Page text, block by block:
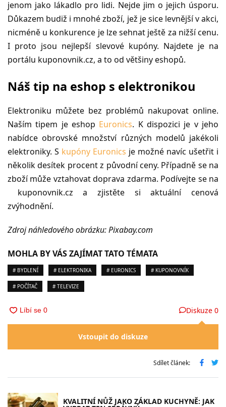
jenom jako lákadlo pro lidi. Nejde jim o jejich úsporu.
Důkazem budiž i mnohé zboží, jež je sice levnější v akci,
nicméně u konkurence je lze sehnat ještě za nižší cenu.
I proto jsou nejlepší slevové kupóny. Najdete je na
portálu kuponovnik.cz, a to od většiny eshopů.
Náš tip na eshop s elektronikou
Elektroniku můžete bez problémů nakupovat online.
Naším tipem je eshop Euronics. K dispozici je v jeho
nabídce obrovské množství různých modelů jakékoli
elektroniky. S kupóny Euronics je možné navíc ušetřit i
několik desítek procent z původní ceny. Případně se na
zboží může vztahovat doprava zdarma. Podívejte se na
kuponovnik.cz a zjistěte si aktuální cenová
zvýhodnění.
Zdroj náhledového obrázku: Pixabay.com
MOHLA BY VÁS ZAJÍMAT TATO TÉMATA
# BYDLENÍ # ELEKTRONIKA # EURONICS # KUPONOVNÍK
# POČÍTAČ # TELEVIZE
Diskuze 0
Vstoupit do diskuze
Sdílet článek:
KVALITNÍ NŮŽ JAKO ZÁKLAD KUCHYNĚ: JAK